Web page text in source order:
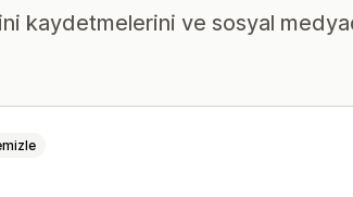
kaydetmelerini ve sosyal